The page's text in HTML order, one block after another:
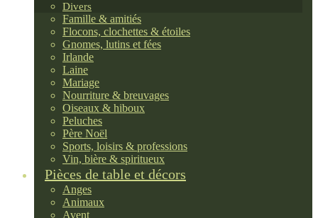
Divers
Famille & amitiés
Flocons, clochettes & étoiles
Gnomes, lutins et fées
Irlande
Laine
Mariage
Nourriture & breuvages
Oiseaux & hiboux
Peluches
Père Noël
Sports, loisirs & professions
Vin, bière & spiritueux
Pièces de table et décors
Anges
Animaux
Avent